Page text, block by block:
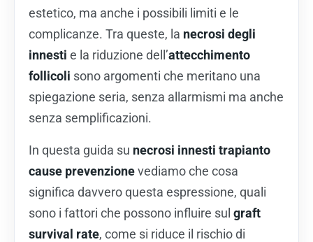
estetico, ma anche i possibili limiti e le
complicanze. Tra queste, la necrosi degli
innesti e la riduzione dell’attecchimento
follicoli sono argomenti che meritano una
spiegazione seria, senza allarmismi ma anche
senza semplificazioni.
In questa guida su necrosi innesti trapianto
cause prevenzionevediamo che cosa
significa davvero questa espressione, quali
sono i fattori che possono influire sul graft
survival rate, come si riduce il rischio di